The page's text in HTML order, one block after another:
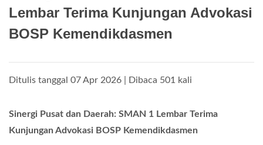
Lembar Terima Kunjungan Advokasi
BOSP Kemendikdasmen
Ditulis tanggal 07 Apr 2026 | Dibaca 501 kali
Sinergi Pusat dan Daerah: SMAN 1 Lembar Terima
Kunjungan Advokasi BOSP Kemendikdasmen